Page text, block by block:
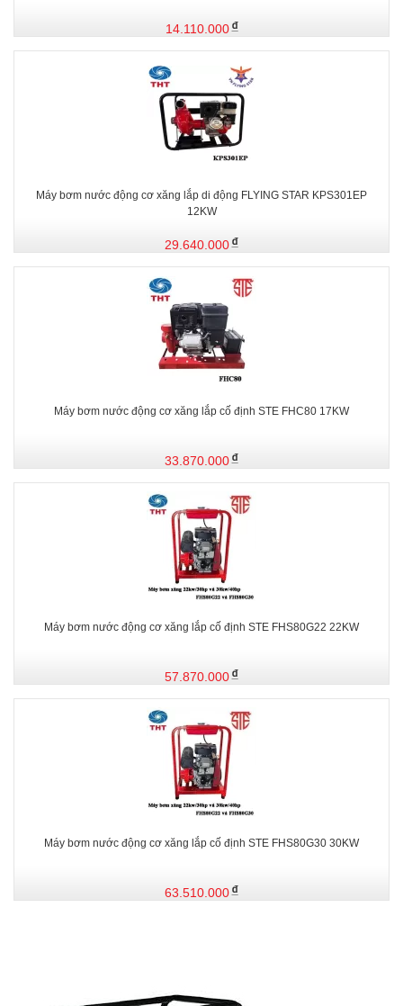
14.110.000
Máy bơm nước động cơ xăng lắp di động FLYING STAR KPS301EP
12KW
29.640.000
Máy bơm nước động cơ xăng lắp cố định STE FHC80 17KW
33.870.000
Máy bơm nước động cơ xăng lắp cố định STE FHS80G22 22KW
57.870.000
Máy bơm nước động cơ xăng lắp cố định STE FHS80G30 30KW
63.510.000